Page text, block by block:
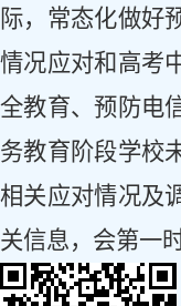
际，常态化做好
情况应对和高考
全教育、预防电
务教育阶段学校
相关应对情况及
关信息，会第一